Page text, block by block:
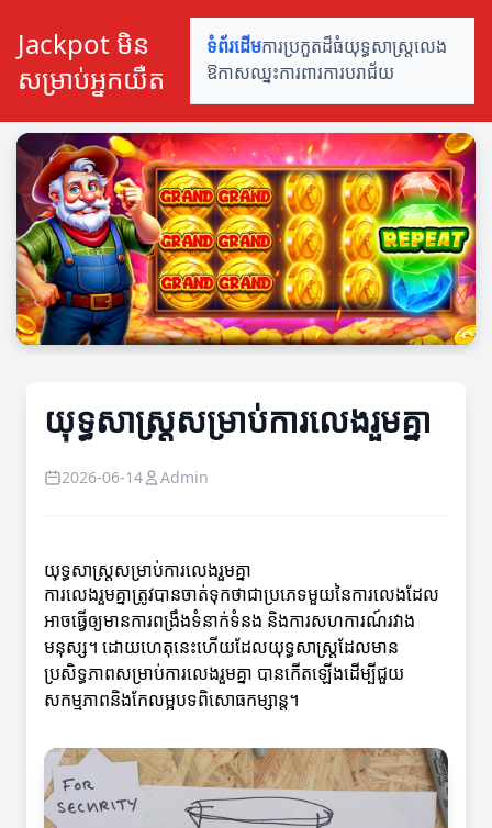
Jackpot មិន
សម្រាប់អ្នកយឺត
ទំព័រដើមការប្រកួតដ៏ធំយុទ្ធសាស្ត្រលេង
ឱកាសឈ្នះការពារការបរាជ័យ
យុទ្ធសាស្ត្រសម្រាប់ការលេងរួមគ្នា
2026-06-14 Admin
យុទ្ធសាស្ត្រសម្រាប់ការលេងរួមគ្នា
ការលេងរួមគ្នាត្រូវបានចាត់ទុកថាជាប្រភេទមួយនៃការលេងដែល
អាចធ្វើឲ្យមានការពង្រឹងទំនាក់ទំនង និងការសហការណ៍រវាង
មនុស្ស។ ដោយហេតុនេះហើយដែលយុទ្ធសាស្ត្រដែលមាន
ប្រសិទ្ធភាពសម្រាប់ការលេងរួមគ្នា បានកើតឡើងដើម្បីជួយ
សកម្មភាពនិងកែលម្អបទពិសោធកម្សាន្ត។